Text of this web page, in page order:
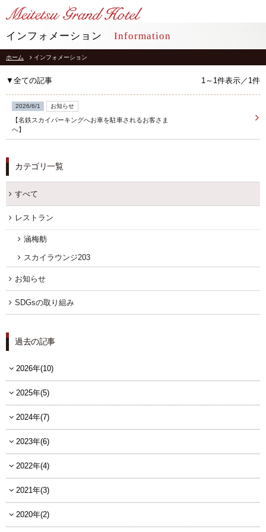
LANGUAGE
TOP トップ
STAY 宿泊
RESTAURANT レストラン
インフォメーション
アクセス
よくあるご質問
お問合せ
お取引様用通報窓口
会社概要
サイトマップ
FOLLOW US
インフォメーション Information
ホーム インフォメーション
▼全ての記事 1～1件表示／1件
2026/6/1 お知らせ
【名鉄スカイパーキングへお車を駐車されるお客さま
へ】
カテゴリ一覧
すべて
レストラン
涵梅舫
スカイラウンジ203
お知らせ
SDGsの取り組み
過去の記事
2026年(10)
2025年(5)
2024年(7)
2023年(6)
2022年(4)
2021年(3)
2020年(2)